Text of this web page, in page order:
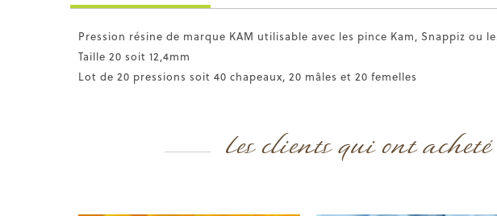
Pression résine de marque KAM utilisable avec les pince Kam, Snappiz
Taille 20 soit 12,4mm
Lot de 20 pressions soit 40 chapeaux, 20 mâles et 20 femelles
Les clients qui ont